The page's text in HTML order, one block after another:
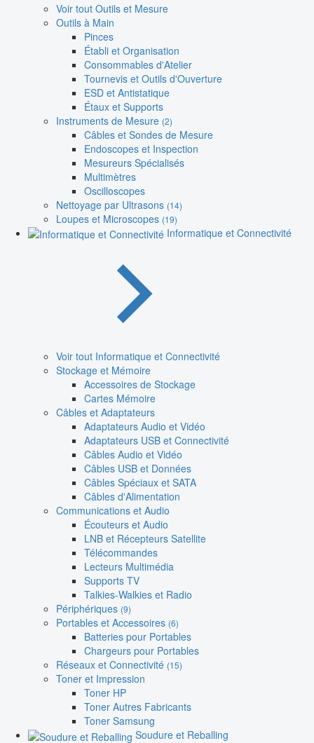
Voir tout Outils et Mesure
Outils à Main
Pinces
Établi et Organisation
Consommables d'Atelier
Tournevis et Outils d'Ouverture
ESD et Antistatique
Étaux et Supports
Instruments de Mesure (2)
Câbles et Sondes de Mesure
Endoscopes et Inspection
Mesureurs Spécialisés
Multimètres
Oscilloscopes
Nettoyage par Ultrasons (14)
Loupes et Microscopes (19)
Informatique et Connectivité
Voir tout Informatique et Connectivité
Stockage et Mémoire
Accessoires de Stockage
Cartes Mémoire
Câbles et Adaptateurs
Adaptateurs Audio et Vidéo
Adaptateurs USB et Connectivité
Câbles Audio et Vidéo
Câbles USB et Données
Câbles Spéciaux et SATA
Câbles d'Alimentation
Communications et Audio
Écouteurs et Audio
LNB et Récepteurs Satellite
Télécommandes
Lecteurs Multimédia
Supports TV
Talkies-Walkies et Radio
Périphériques (9)
Portables et Accessoires (6)
Batteries pour Portables
Chargeurs pour Portables
Réseaux et Connectivité (15)
Toner et Impression
Toner HP
Toner Autres Fabricants
Toner Samsung
Soudure et Reballing